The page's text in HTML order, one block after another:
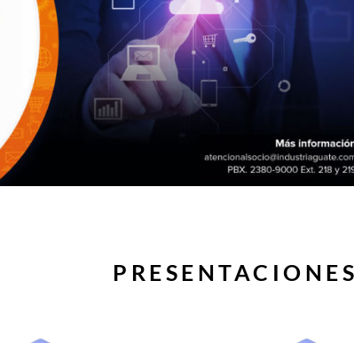
PRESENTACIONES